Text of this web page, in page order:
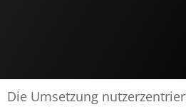
Die Umsetzung